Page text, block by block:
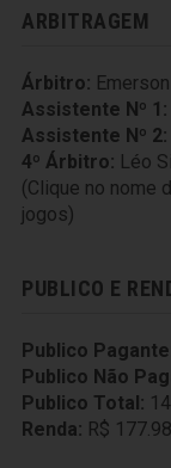
ARBITRAGEM
Árbitro:
Assistente Nº 1:
Assistente Nº 2:
4º Árbitro: Léo
(Clique no nome
jogos)
PUBLICO E
Publico
Publico Não
Publico Total:
Renda: R$